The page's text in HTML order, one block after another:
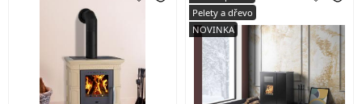
Pelety a dřevo
NOVINKA